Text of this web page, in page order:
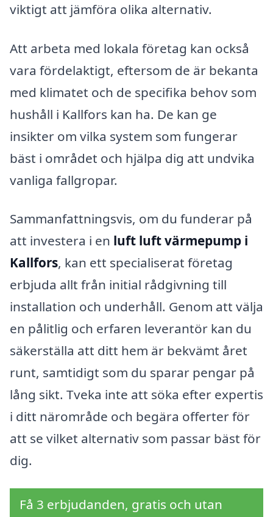
viktigt att jämföra olika alternativ.
Att arbeta med lokala företag kan också
vara fördelaktigt, eftersom de är bekanta
med klimatet och de specifika behov som
hushåll i Kallfors kan ha. De kan ge
insikter om vilka system som fungerar
bäst i området och hjälpa dig att undvika
vanliga fallgropar.
Sammanfattningsvis, om du funderar på
att investera i en luft luft värmepump i
Kallfors, kan ett specialiserat företag
erbjuda allt från initial rådgivning till
installation och underhåll. Genom att välja
en pålitlig och erfaren leverantör kan du
säkerställa att ditt hem är bekvämt året
runt, samtidigt som du sparar pengar på
lång sikt. Tveka inte att söka efter expertis
i ditt närområde och begära offerter för
att se vilket alternativ som passar bäst för
dig.
Få 3 erbjudanden, gratis och utan